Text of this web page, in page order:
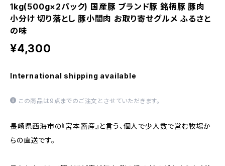
1kg(500g×2パック) 国産豚 ブランド豚 銘柄豚 豚肉
小分け 切り落とし 豚小間肉 お取り寄せグルメ ふるさと
の味
¥4,300
International shipping available
この商品は9点までのご注文とさせていただきます。
長崎県西海市の『宮本畜産』と言う、個人で少人数で営む牧場か
らの直送です。